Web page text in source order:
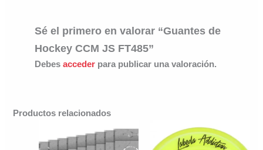
Sé el primero en valorar “Guantes de
Hockey CCM JS FT485”
Debes accederpara publicar una valoración.
Productos relacionados